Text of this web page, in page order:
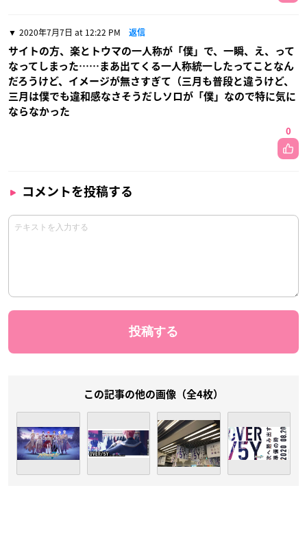
2020年7月7日 at 12:22 PM 返信
サイトの方、楽とトウマの一人称が「僕」で、一瞬、え、って
なってしまった……まあ出てくる一人称統一したってことなん
だろうけど、イメージが無さすぎて（三月も普段と違うけど、
三月は僕でも違和感なさそうだしソロが「僕」なので特に気に
ならなかった
0
コメントを投稿する
この記事の他の画像（全4枚）